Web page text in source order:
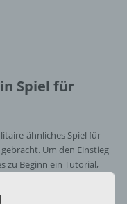
Spiel für
ähnliches Spiel für
Um den Einstieg
zu Beginn ein Tutorial,